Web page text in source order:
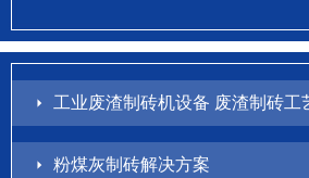
工业废渣制砖机设备 废渣制砖工
配方
粉煤灰制砖解决方案